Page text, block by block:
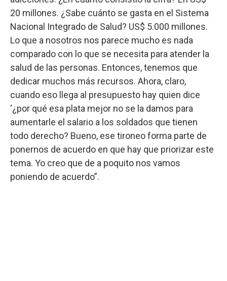
20 millones. ¿Sabe cuánto se gasta en el Sistema
Nacional Integrado de Salud? US$ 5.000 millones.
Lo que a nosotros nos parece mucho es nada
comparado con lo que se necesita para atender la
salud de las personas. Entonces, tenemos que
dedicar muchos más recursos. Ahora, claro,
cuando eso llega al presupuesto hay quien dice
‘¿por qué esa plata mejor no se la damos para
aumentarle el salario a los soldados que tienen
todo derecho? Bueno, ese tironeo forma parte de
ponernos de acuerdo en que hay que priorizar este
tema. Yo creo que de a poquito nos vamos
poniendo de acuerdo”.